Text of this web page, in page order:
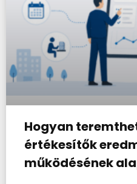
Hogyan
értékesítők
működésének